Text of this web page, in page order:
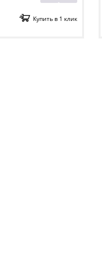
Купить в 1 клик